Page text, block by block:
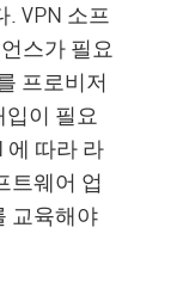
VPN 소프
스가 필요
프로비저
입이 필요
에 따라 라
트웨어 업
교육해야